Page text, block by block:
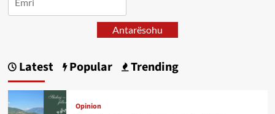
Antarësohu
Latest Popular Trending
Opinion